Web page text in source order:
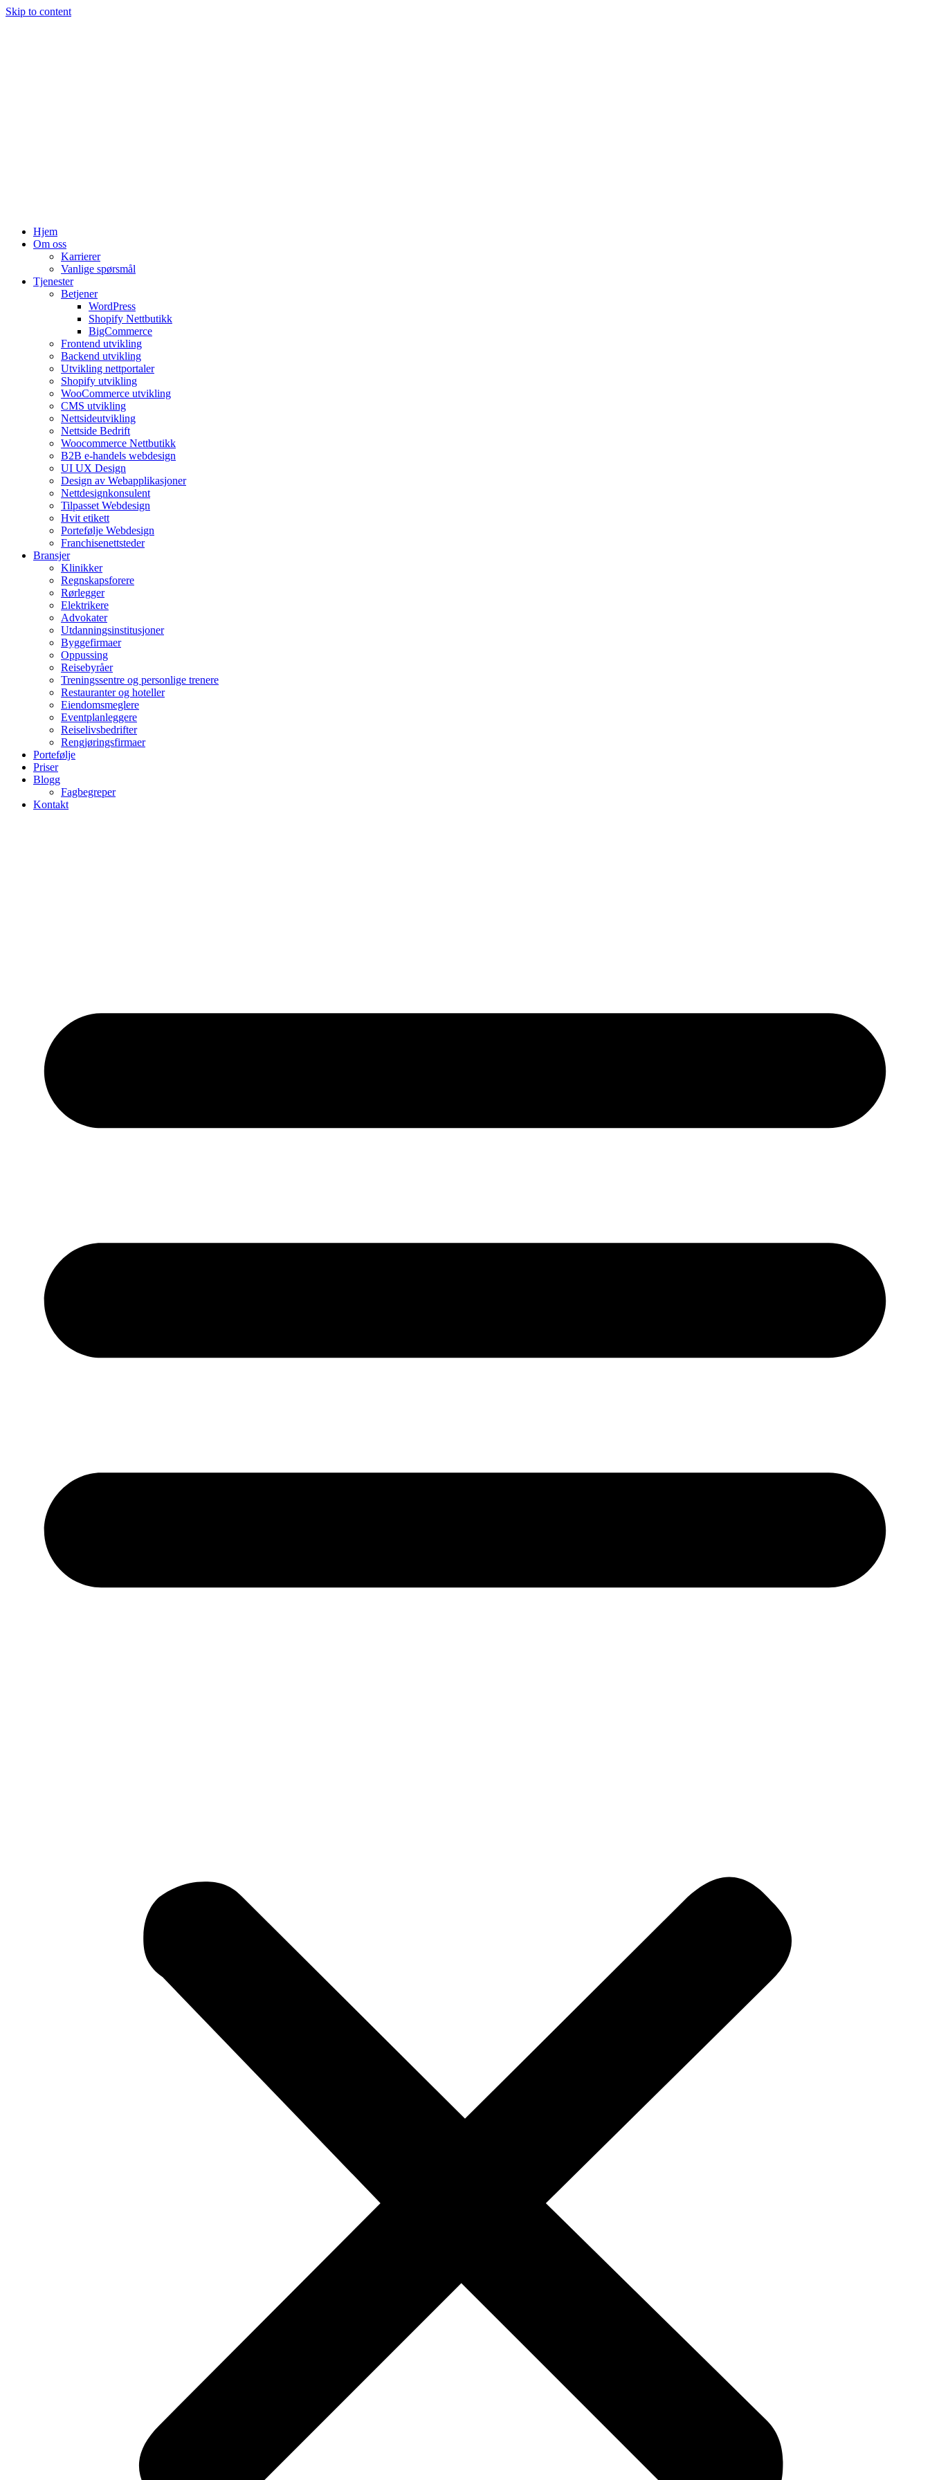
Skip to content
Hjem
Om oss
Karrierer
Vanlige spørsmål
Tjenester
Betjener
WordPress
Shopify Nettbutikk
BigCommerce
Frontend utvikling
Backend utvikling
Utvikling nettportaler
Shopify utvikling
WooCommerce utvikling
CMS utvikling
Nettsideutvikling
Nettside Bedrift
Woocommerce Nettbutikk
B2B e-handels webdesign
UI UX Design
Design av Webapplikasjoner
Nettdesignkonsulent
Tilpasset Webdesign
Hvit etikett
Portefølje Webdesign
Franchisenettsteder
Bransjer
Klinikker
Regnskapsforere
Rørlegger
Elektrikere
Advokater
Utdanningsinstitusjoner
Byggefirmaer
Oppussing
Reisebyråer
Treningssentre og personlige trenere
Restauranter og hoteller
Eiendomsmeglere
Eventplanleggere
Reiselivsbedrifter
Rengjøringsfirmaer
Portefølje
Priser
Blogg
Fagbegreper
Kontakt